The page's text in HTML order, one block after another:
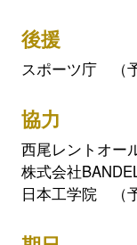
後援
スポーツ庁 （予
協力
西尾レントオー
株式会社
日本工学院 （予